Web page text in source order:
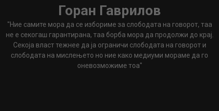
Горан Гаврилов
"Ние самите мора да се избориме за слободата на говорот, таа
не е секогаш гарантирана, таа борба мора да продолжи до крај.
Секоја власт тежнее да ја ограничи слободата на говорот и
слободата на мислењето но ние како медиуми мораме да го
оневозможиме тоа"